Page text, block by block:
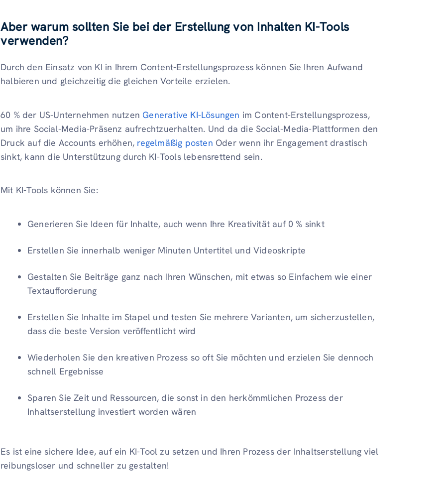
Aber warum sollten Sie bei der Erstellung von Inhalten KI-Tools
verwenden?
Durch den Einsatz von KI in Ihrem Content-Erstellungsprozess können Sie Ihren Aufwand
halbieren und gleichzeitig die gleichen Vorteile erzielen.
60 % der US-Unternehmen nutzen Generative KI-Lösungen im Content-Erstellungsprozess,
um ihre Social-Media-Präsenz aufrechtzuerhalten. Und da die Social-Media-Plattformen den
Druck auf die Accounts erhöhen, regelmäßig posten Oder wenn ihr Engagement drastisch
sinkt, kann die Unterstützung durch KI-Tools lebensrettend sein.
Mit KI-Tools können Sie:
Generieren Sie Ideen für Inhalte, auch wenn Ihre Kreativität auf 0 % sinkt
Erstellen Sie innerhalb weniger Minuten Untertitel und Videoskripte
Gestalten Sie Beiträge ganz nach Ihren Wünschen, mit etwas so Einfachem wie einer
Textaufforderung
Erstellen Sie Inhalte im Stapel und testen Sie mehrere Varianten, um sicherzustellen,
dass die beste Version veröffentlicht wird
Wiederholen Sie den kreativen Prozess so oft Sie möchten und erzielen Sie dennoch
schnell Ergebnisse
Sparen Sie Zeit und Ressourcen, die sonst in den herkömmlichen Prozess der
Inhaltserstellung investiert worden wären
Es ist eine sichere Idee, auf ein KI-Tool zu setzen und Ihren Prozess der Inhaltserstellung viel
reibungsloser und schneller zu gestalten!